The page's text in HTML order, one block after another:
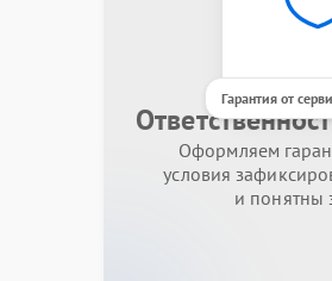
Гарантия от
Оформляем
условия
и понятны